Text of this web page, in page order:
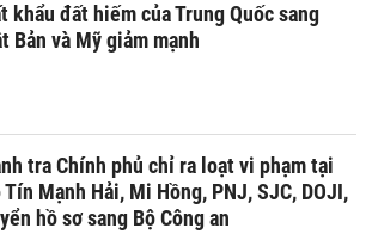
khẩu đất hiếm của Trung Quốc sang
Bản và Mỹ giảm mạnh
tra Chính phủ chỉ ra loạt vi phạm tại
Tín Mạnh Hải, Mi Hồng, PNJ, SJC, DOJI,
hồ sơ sang Bộ Công an